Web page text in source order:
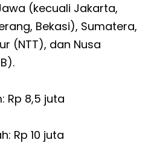
(kecuali Jakarta,
Bekasi), Sumatera,
(NTT), dan Nusa
Rp 8,5 juta
Rp 10 juta